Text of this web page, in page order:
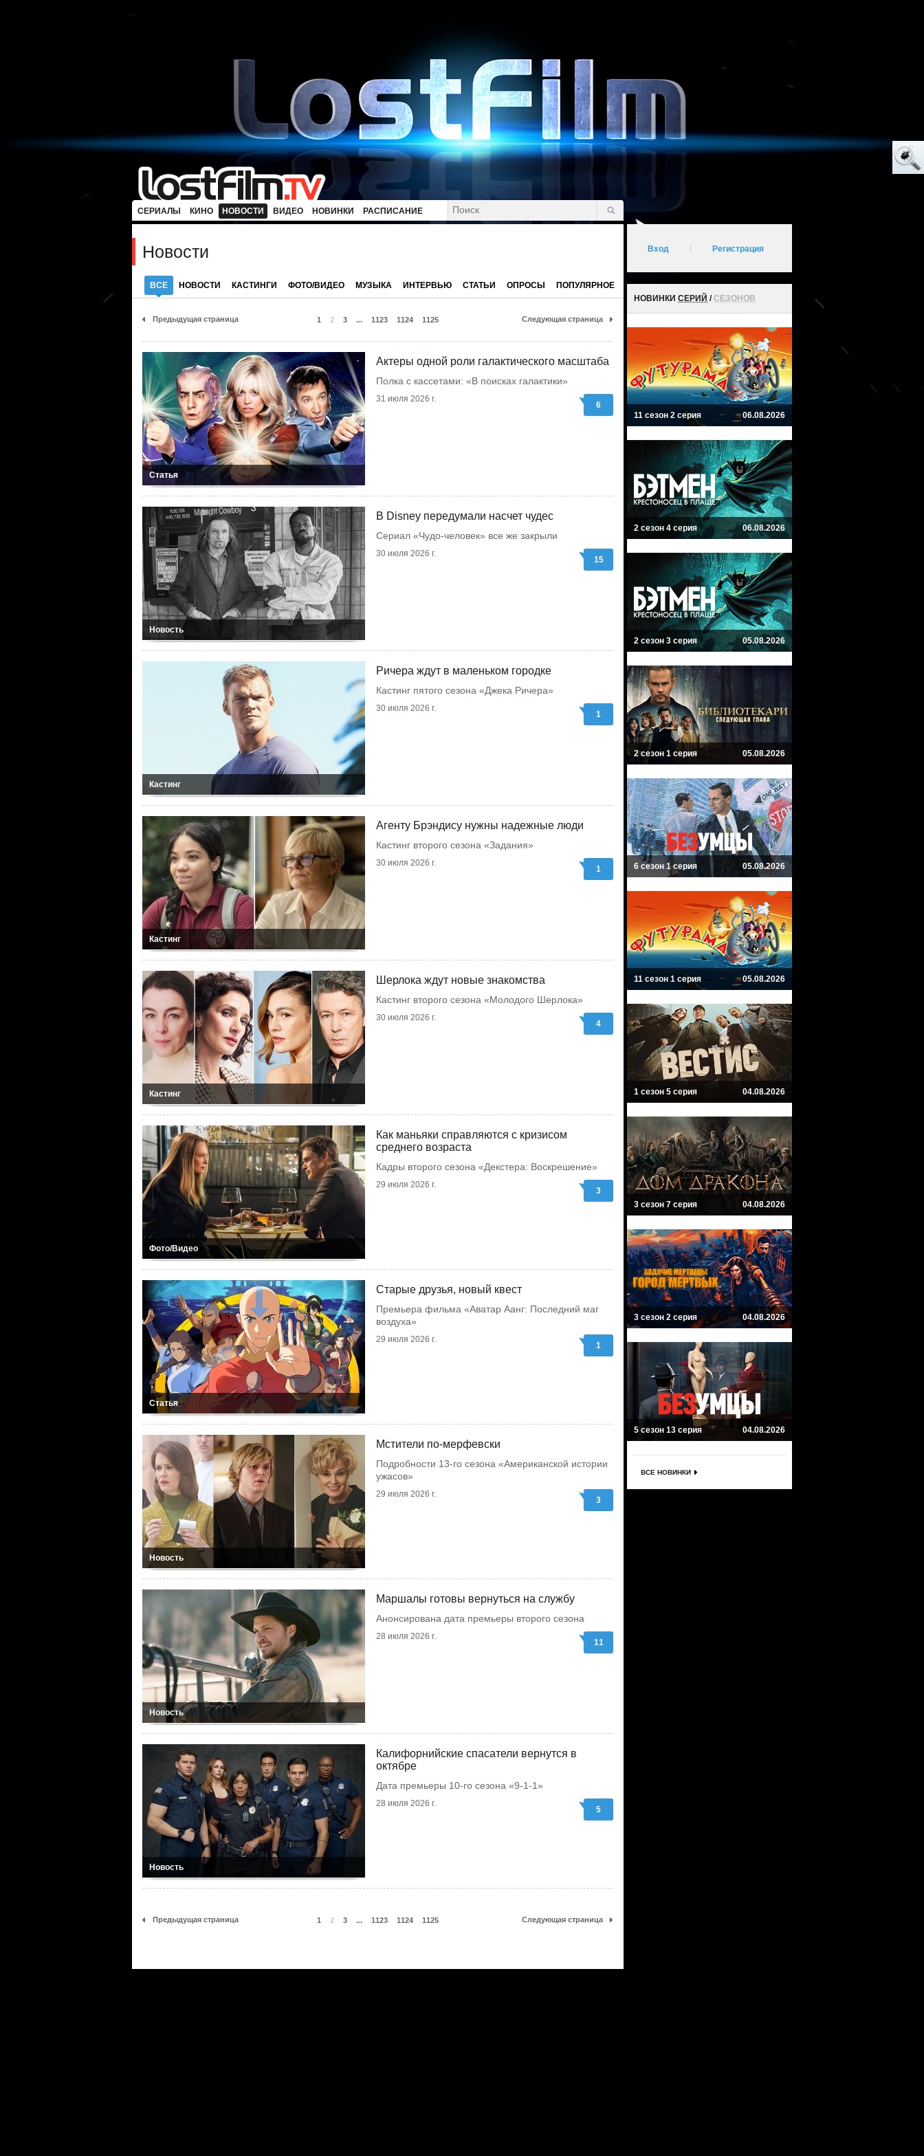
СЕРИАЛЫ КИНО НОВОСТИ ВИДЕО НОВИНКИ РАСПИСАНИЕ
Новости
ВСЕ НОВОСТИ КАСТИНГИ ФОТО/ВИДЕО МУЗЫКА ИНТЕРВЬЮ СТАТЬИ ОПРОСЫ ПОПУЛЯРНОЕ
Предыдущая страница 1 2 3 ... 1123 1124 1125 Следующая страница
Статья
Актеры одной роли галактического масштаба
Полка с кассетами: «В поисках галактики»
31 июля 2026 г.
6
Новость
В Disney передумали насчет чудес
Сериал «Чудо-человек» все же закрыли
30 июля 2026 г.
15
Кастинг
Ричера ждут в маленьком городке
Кастинг пятого сезона «Джека Ричера»
30 июля 2026 г.
1
Кастинг
Агенту Брэндису нужны надежные люди
Кастинг второго сезона «Задания»
30 июля 2026 г.
1
Кастинг
Шерлока ждут новые знакомства
Кастинг второго сезона «Молодого Шерлока»
30 июля 2026 г.
4
Фото/Видео
Как маньяки справляются с кризисом
среднего возраста
Кадры второго сезона «Декстера: Воскрешение»
29 июля 2026 г.
3
Статья
Старые друзья, новый квест
Премьера фильма «Аватар Аанг: Последний маг
воздуха»
29 июля 2026 г.
1
Новость
Мстители по-мерфевски
Подробности 13-го сезона «Американской истории
ужасов»
29 июля 2026 г.
3
Новость
Маршалы готовы вернуться на службу
Анонсирована дата премьеры второго сезона
28 июля 2026 г.
11
Новость
Калифорнийские спасатели вернутся в
октябре
Дата премьеры 10-го сезона «9-1-1»
28 июля 2026 г.
5
Предыдущая страница 1 2 3 ... 1123 1124 1125 Следующая страница
Вход Регистрация
НОВИНКИ СЕРИЙ /СЕЗОНОВ
11 сезон 2 серия 06.08.2026
2 сезон 4 серия 06.08.2026
2 сезон 3 серия 05.08.2026
2 сезон 1 серия 05.08.2026
6 сезон 1 серия 05.08.2026
11 сезон 1 серия 05.08.2026
1 сезон 5 серия 04.08.2026
3 сезон 7 серия 04.08.2026
3 сезон 2 серия 04.08.2026
5 сезон 13 серия 04.08.2026
ВСЕ НОВИНКИ